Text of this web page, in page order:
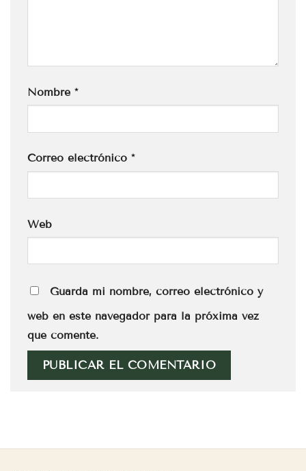
Nombre *
Correo electrónico *
Web
Guarda mi nombre, correo electrónico y
web en este navegador para la próxima vez
que comente.